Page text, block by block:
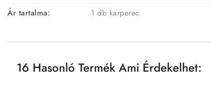
Ár tartalma:
1 db karperec
16 Hasonló Termék Ami Érdekelhet: